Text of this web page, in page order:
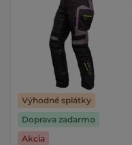
Výhodné splátky
Doprava zadarmo
Akcia